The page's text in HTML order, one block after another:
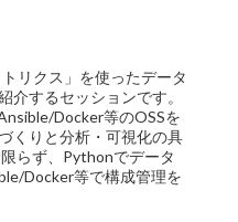
リクス」を使ったデータ
介するセッションです。
Docker等のOSSを
くりと分析・可視化の具
らず、Pythonでデータ
Docker等で構成管理を